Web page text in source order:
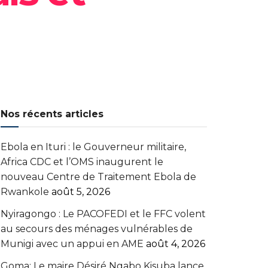
Nos récents articles
Ebola en Ituri : le Gouverneur militaire,
Africa CDC et l’OMS inaugurent le
nouveau Centre de Traitement Ebola de
Rwankole août 5, 2026
‎Nyiragongo : Le PACOFEDI et le FFC volent
au secours des ménages vulnérables de
Munigi avec un appui en AME‎‎ août 4, 2026
Goma: Le maire Désiré Ngabo Kisuba lance